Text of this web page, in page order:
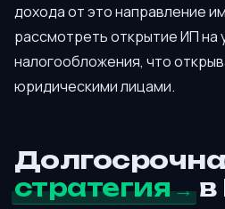
дохода от это направление
рассмотреть открытие ИП
налогообложения, что
юридическими лицами.
стратегия
в